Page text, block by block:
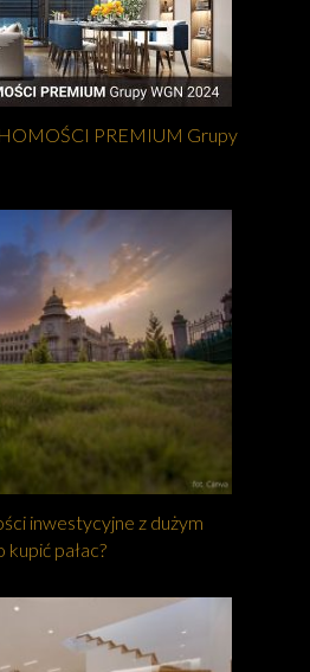
PREMIUM Grupy
inwestycyjne z dużym
pałac?